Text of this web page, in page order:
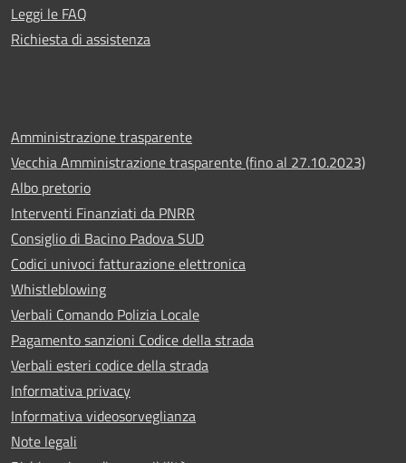
Leggi le FAQ
Richiesta di assistenza
Amministrazione trasparente
Vecchia Amministrazione trasparente (fino al 27.10.2023)
Albo pretorio
Interventi Finanziati da PNRR
Consiglio di Bacino Padova SUD
Codici univoci fatturazione elettronica
Whistleblowing
Verbali Comando Polizia Locale
Pagamento sanzioni Codice della strada
Verbali esteri codice della strada
Informativa privacy
Informativa videosorveglianza
Note legali